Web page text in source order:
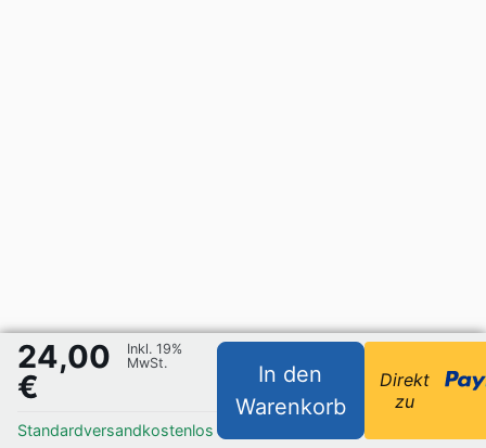
24,00
€
Inkl. 19%
MwSt.
Standardversandkostenlos
In den
Warenkorb
Direkt
zu